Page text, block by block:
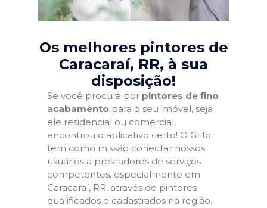
Os melhores pintores de
Caracaraí, RR, à sua
disposição!
Se você procura por pintores de fino
acabamento para o seu imóvel, seja
ele residencial ou comercial,
encontrou o aplicativo certo! O Grifo
tem como missão conectar nossos
usuários a prestadores de serviços
competentes, especialmente em
Caracaraí, RR, através de pintores
qualificados e cadastrados na região.